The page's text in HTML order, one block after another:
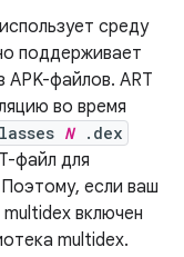
среду
поддерживает
APK-файлов. ART
во время
N.dex
файл для
если ваш
включен
multidex.